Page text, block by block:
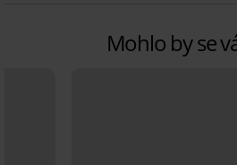
Mohlo by se